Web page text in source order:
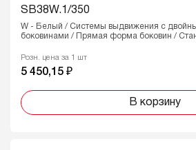
SB38W.1/350
W - Белый / Системы выдвижения с
боковинами / Прямая форма боковин /
Розн. цена за 1 шт
5 450,15 ₽
В корзину